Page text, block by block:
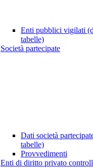
Enti pubblici vigilati
tabelle)
Società partecipate
Dati società
tabelle)
Provvedimenti
Enti di diritto privato